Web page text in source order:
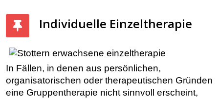
Individuelle Einzeltherapie
In Fällen, in denen aus persönlichen,
organisatorischen oder therapeutischen Gründen
eine Gruppentherapie nicht sinnvoll erscheint,